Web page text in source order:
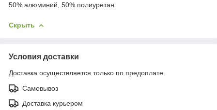
50% алюминий, 50% полиуретан
Скрыть
Условия доставки
Доставка осуществляется только по предоплате.
Самовывоз
Доставка курьером